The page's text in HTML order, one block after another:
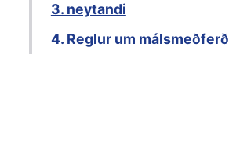
3. neytandi
4. Reglur um málsmeðferð